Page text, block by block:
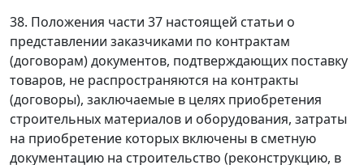
38. Положения части 37 настоящей статьи о
представлении заказчиками по контрактам
(договорам) документов, подтверждающих поставку
товаров, не распространяются на контракты
(договоры), заключаемые в целях приобретения
строительных материалов и оборудования, затраты
на приобретение которых включены в сметную
документацию на строительство (реконструкцию, в